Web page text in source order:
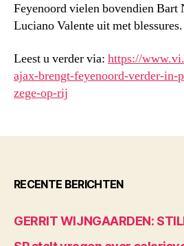
Feyenoord vielen bovendien Bart
Luciano Valente uit met blessures.
Leest u verder via: https://
ajax-brengt-feyenoord-verder-in-
zege-op-rij
RECENTE BERICHTEN
GERRIT WIJNGAARDEN: